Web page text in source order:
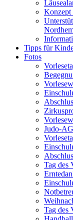
Konzept
Tipps für
Fotos
Judo-
Tag des
Tag des